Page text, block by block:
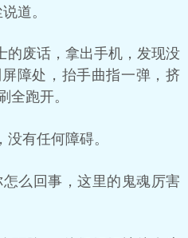
道。
的废话，拿出手机，发现没
障处，抬手曲指一弹，挤
全跑开。
有任何障碍。
么回事，这里的鬼魂厉害